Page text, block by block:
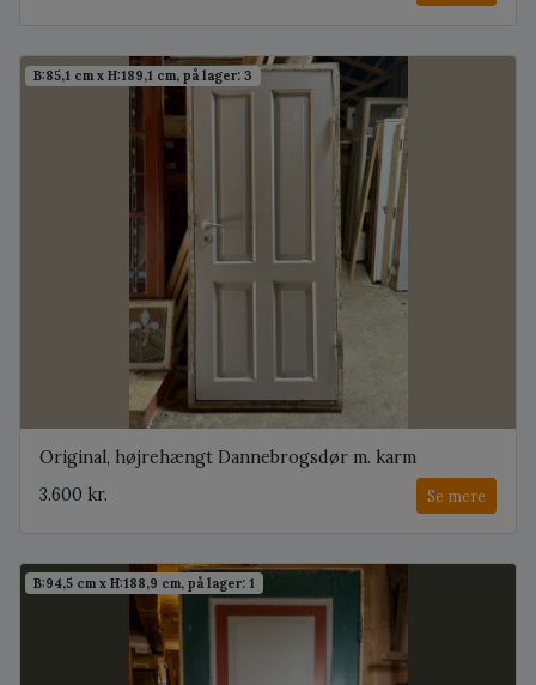
B:85,1 cm x H:189,1 cm, på lager: 3
Original, højrehængt Dannebrogsdør m. karm
3.600 kr.
Se mere
B:94,5 cm x H:188,9 cm, på lager: 1